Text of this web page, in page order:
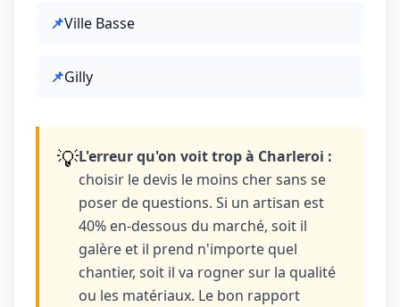
📌Ville Basse
📌Gilly
💡L'erreur qu'on voit trop à Charleroi :
choisir le devis le moins cher sans se
poser de questions. Si un artisan est
40% en-dessous du marché, soit il
galère et il prend n'importe quel
chantier, soit il va rogner sur la qualité
ou les matériaux. Le bon rapport